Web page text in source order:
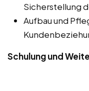
Sicherstellung
Aufbau und
Schulung und